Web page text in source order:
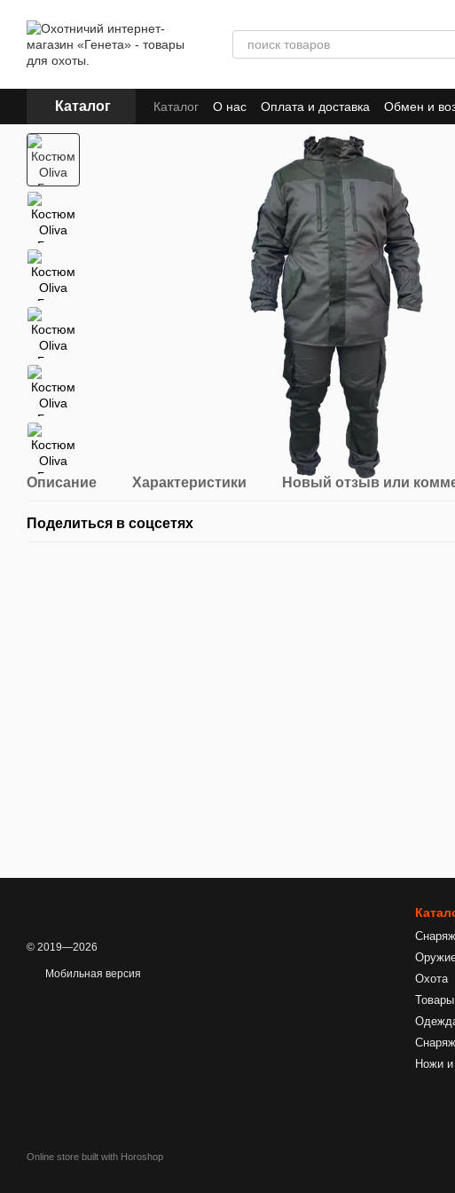
Каталог Каталог О нас Оплата и доставка Обмен и
Описание Характеристики Новый отзыв или
Поделиться в соцсетях
© 2019—2026
Мобильная версия
Online store built with Horoshop
Охота
Ножи